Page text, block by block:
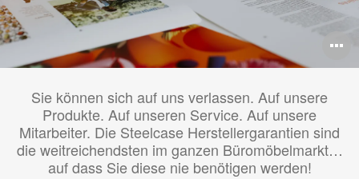
Sie können sich auf uns verlassen. Auf unsere
Produkte. Auf unseren Service. Auf unsere
Mitarbeiter. Die Steelcase Herstellergarantien sind
die weitreichendsten im ganzen Büromöbelmarkt…
auf dass Sie diese nie benötigen werden!